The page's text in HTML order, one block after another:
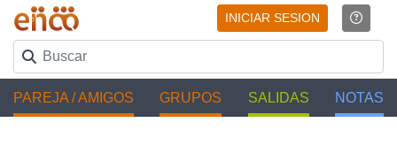
INICIAR SESION
PAREJA / AMIGOS GRUPOS SALIDAS NOTAS